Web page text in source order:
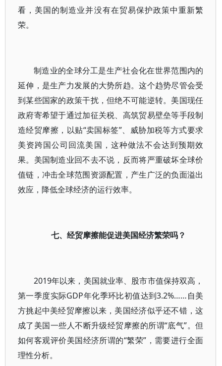
看，美国的制造业并没有在贸易保护政策中重新繁
荣。
制造业的全球分工是生产社会化在世界范围内的
延伸，是生产力发展的大势所趋。这个趋势尽管会受
到某些国家的政策干扰，但绝不可能逆转。美国现任
政府寄希望于通过加征关税、高筑贸易壁垒等手段制
造经贸摩擦，以贴“卖国标签”、威胁加税等方式要求
美资跨国公司回流美国，这种做法不会达到预期效
果。美国制造业回不去不说，反而将严重破坏全球价
值链，冲击全球范围资源配置，产生广泛的负面溢出
效应，降低全球经济的运行效率。
七、经贸摩擦能促进美国经济繁荣吗？
2019年以来，美国就业率、股市市值保持双高，
第一季度实际GDP年化季环比初值达到3.2%……自美
方挑起中美经贸摩擦以来，美国经济似乎还不错，这
成了美国一些人不断升级经贸摩擦的所谓“底气”。但
如何客观评价美国经济所谓的“繁荣”，需要进行全面
理性分析。